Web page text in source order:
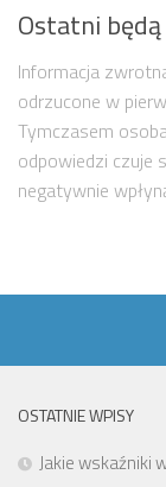
Ostatni
Informacja
odrzucone w
Tymczasem
odpowiedzi czuje
negatywnie
OSTATNIE WPISY
Jakie wskaźniki